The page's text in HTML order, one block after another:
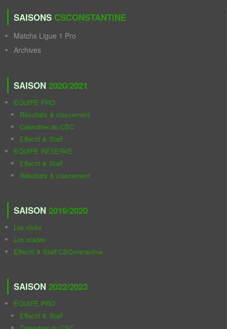
SAISONS CSCONSTANTINE
Matchs Ligue 1 Pro
Archives
SAISON 2020/2021
ÉQUIPE PRO
Résultats & classement
Calendrier du CSC
Effectif & Staff
ÉQUIPE RÉSERVE
Effectif & Staff
Résultats & classement
SAISON 2019/2020
Les clubs
Les stades
Effectif & Staff CSConstantine
SAISON 2022/2023
ÉQUIPE PRO
Effectif & Staff